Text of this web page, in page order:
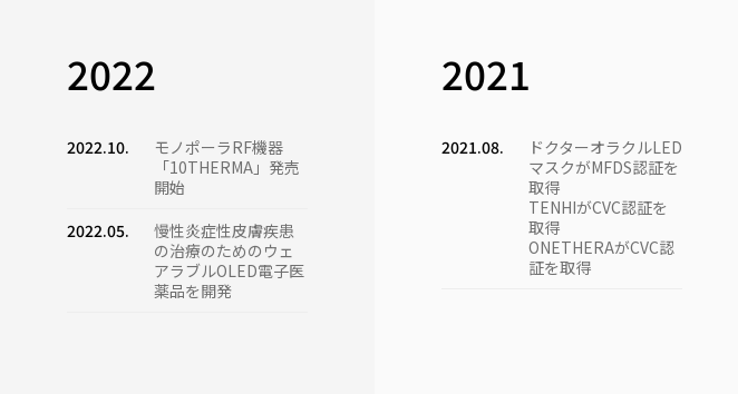
5,650万ドル規模の契
約を締結
10THERMAがタイ
TFDA認証を取得
10THERAがフィリピ
ンFDA認証を取得
2022
2022.10.
モノポーラRF機器
「10THERMA」発売
開始
2022.05.
慢性炎症性皮膚疾患
の治療のためのウェ
アラブルOLED電子医
薬品を開発
2021
2021.08.
ドクターオラクルLED
マスクがMFDS認証を
取得
TENHIがCVC認証を
取得
ONETHERAがCVC認
証を取得